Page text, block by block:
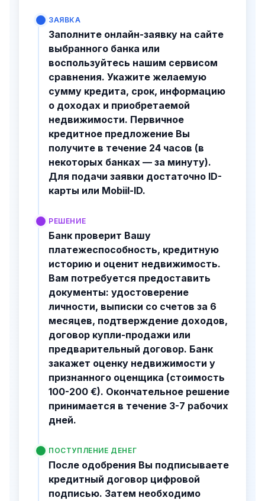
ЗАЯВКА
Заполните онлайн-заявку на сайте
выбранного банка или
воспользуйтесь нашим сервисом
сравнения. Укажите желаемую
сумму кредита, срок, информацию
о доходах и приобретаемой
недвижимости. Первичное
кредитное предложение Вы
получите в течение 24 часов (в
некоторых банках — за минуту).
Для подачи заявки достаточно ID-
карты или Mobiil-ID.
РЕШЕНИЕ
Банк проверит Вашу
платежеспособность, кредитную
историю и оценит недвижимость.
Вам потребуется предоставить
документы: удостоверение
личности, выписки со счетов за 6
месяцев, подтверждение доходов,
договор купли-продажи или
предварительный договор. Банк
закажет оценку недвижимости у
признанного оценщика (стоимость
100-200 €). Окончательное решение
принимается в течение 3-7 рабочих
дней.
ПОСТУПЛЕНИЕ ДЕНЕГ
После одобрения Вы подписываете
кредитный договор цифровой
подписью. Затем необходимо